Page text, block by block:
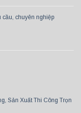
cầu, chuyên nghiệp
Sản Xuất Thi Công Trọn